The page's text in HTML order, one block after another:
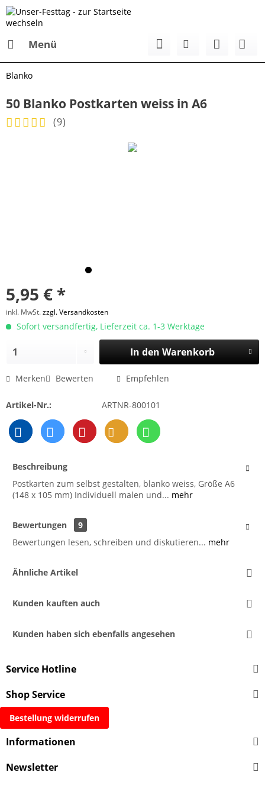
Menü
Blanko
50 Blanko Postkarten weiss in A6
(9)
5,95 € *
inkl. MwSt.zzgl. Versandkosten
Sofort versandfertig, Lieferzeit ca. 1-3 Werktage
In den Warenkorb
Merken Bewerten Empfehlen
Artikel-Nr.: ARTNR-800101
Beschreibung
Postkarten zum selbst gestalten, blanko weiss, Größe A6
(148 x 105 mm) Individuell malen und... mehr
Bewertungen
9
Bewertungen lesen, schreiben und diskutieren... mehr
Ähnliche Artikel
Kunden kauften auch
Kunden haben sich ebenfalls angesehen
Service Hotline
Shop Service
Bestellung widerrufen
Informationen
Newsletter